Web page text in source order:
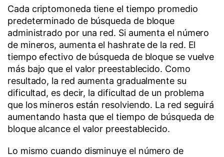
Cada criptomoneda tiene el tiempo promedio
predeterminado de búsqueda de bloque
administrado por una red. Si aumenta el número
de mineros, aumenta el hashrate de la red. El
tiempo efectivo de búsqueda de bloque se vuelve
más bajo que el valor preestablecido. Como
resultado, la red aumenta gradualmente su
dificultad, es decir, la dificultad de un problema
que los mineros están resolviendo. La red seguirá
aumentando hasta que el tiempo de búsqueda de
bloque alcance el valor preestablecido.
Lo mismo cuando disminuye el número de